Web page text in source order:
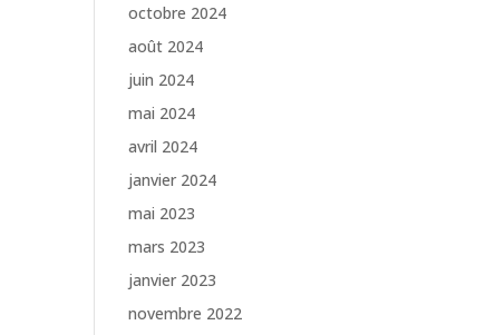
octobre 2024
août 2024
juin 2024
mai 2024
avril 2024
janvier 2024
mai 2023
mars 2023
janvier 2023
novembre 2022